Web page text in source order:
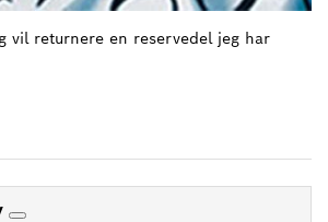
vil returnere en reservedel jeg har